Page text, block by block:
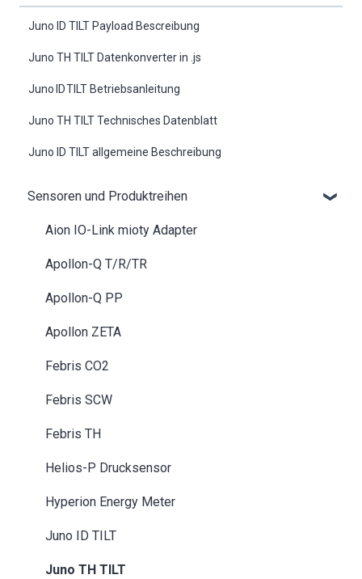
Juno ID TILT Payload Bescreibung
Juno TH TILT Datenkonverter in .js
Juno ID TILT Betriebsanleitung
Juno TH TILT Technisches Datenblatt
Juno ID TILT allgemeine Beschreibung
Sensoren und Produktreihen
Aion IO-Link mioty Adapter
Apollon-Q T/R/TR
Apollon-Q PP
Apollon ZETA
Febris CO2
Febris SCW
Febris TH
Helios-P Drucksensor
Hyperion Energy Meter
Juno ID TILT
Juno TH TILT